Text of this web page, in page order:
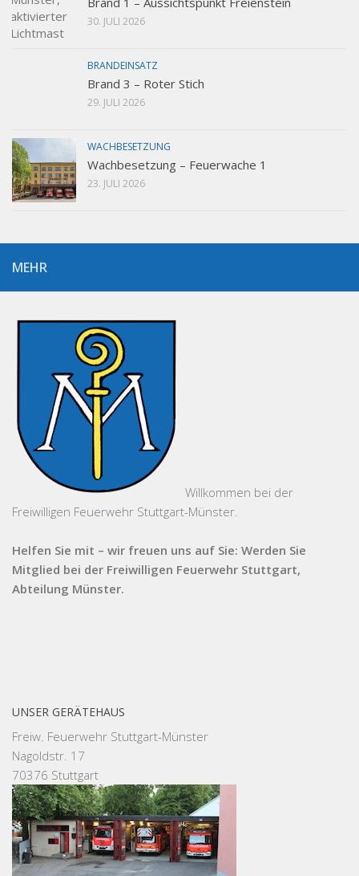
30. JULI 2026
BRANDEINSATZ
Brand 3 – Roter Stich
29. JULI 2026
WACHBESETZUNG
Wachbesetzung – Feuerwache 1
23. JULI 2026
MEHR
Willkommen bei der
Freiwilligen Feuerwehr Stuttgart-Münster.
Helfen Sie mit – wir freuen uns auf Sie: Werden Sie
Mitglied bei der Freiwilligen Feuerwehr Stuttgart,
Abteilung Münster.
UNSER GERÄTEHAUS
Freiw. Feuerwehr Stuttgart-Münster
Nagoldstr. 17
70376 Stuttgart